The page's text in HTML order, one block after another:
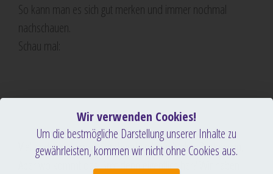
So kann man es sich gut merken und immer nochmal
nachschauen.
Schau mal:
Viel und vor allem ausreichend sollen wir also Brot essen.
Aber wo kommt das Brot denn eigentlich her? Wir haben
Wir verwenden Cookies!
Um die bestmögliche Darstellung unserer Inhalte zu
gewährleisten, kommen wir nicht ohne Cookies aus.